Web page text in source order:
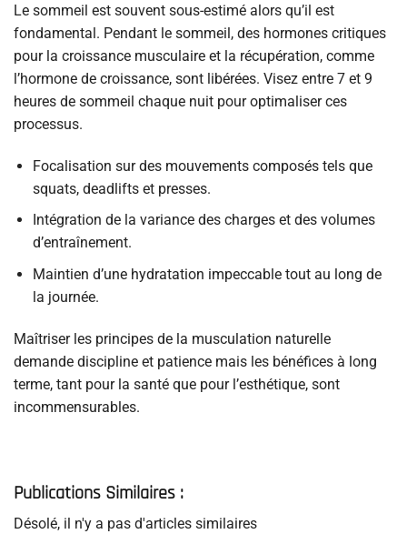
Le sommeil est souvent sous-estimé alors qu’il est
fondamental. Pendant le sommeil, des hormones critiques
pour la croissance musculaire et la récupération, comme
l’hormone de croissance, sont libérées. Visez entre 7 et 9
heures de sommeil chaque nuit pour optimaliser ces
processus.
Focalisation sur des mouvements composés tels que
squats, deadlifts et presses.
Intégration de la variance des charges et des volumes
d’entraînement.
Maintien d’une hydratation impeccable tout au long de
la journée.
Maîtriser les principes de la musculation naturelle
demande discipline et patience mais les bénéfices à long
terme, tant pour la santé que pour l’esthétique, sont
incommensurables.
Publications Similaires :
Désolé, il n'y a pas d'articles similaires